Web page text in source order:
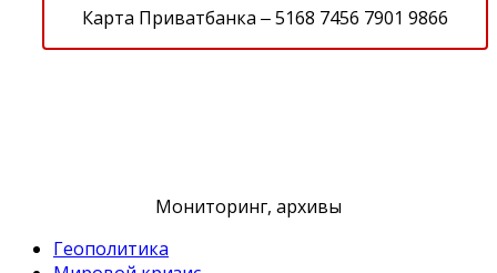
Карта Приватбанка ‒ 5168 7456 7901 9866
Мониторинг, архивы
Геополитика